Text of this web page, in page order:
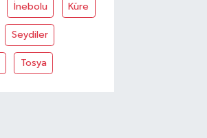
İnebolu Küre
Seydiler
Tosya